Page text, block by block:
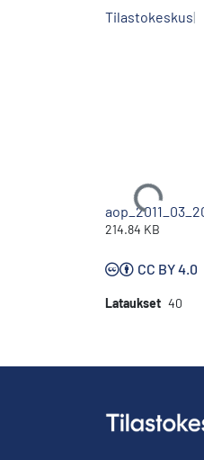
Tilastokeskus
Ladataan...
214.84 KB
CC BY 4.0
Lataukset 40